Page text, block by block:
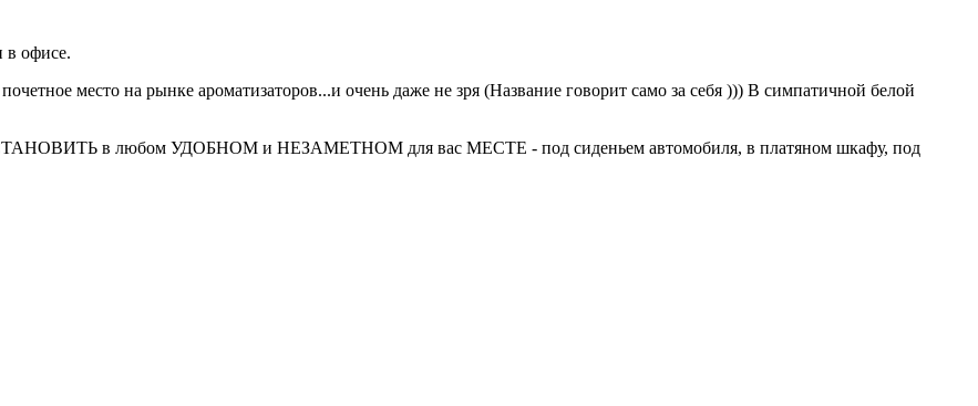
в офисе.
место на рынке ароматизаторов...и очень даже не зря (Название говорит само за себя ))) В симпатичной белой
в любом УДОБНОМ и НЕЗАМЕТНОМ для вас МЕСТЕ - под сиденьем автомобиля, в платяном шкафу, под